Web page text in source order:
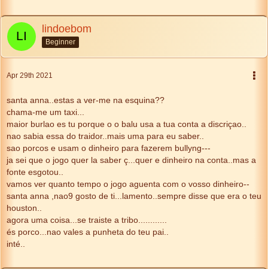
lindoebom
Beginner
Apr 29th 2021
santa anna..estas a ver-me na esquina??
chama-me um taxi...
maior burlao es tu porque o o balu usa a tua conta a discriçao..
nao sabia essa do traidor..mais uma para eu saber..
sao porcos e usam o dinheiro para fazerem bullyng---
ja sei que o jogo quer la saber ç...quer e dinheiro na conta..mas a
fonte esgotou..
vamos ver quanto tempo o jogo aguenta com o vosso dinheiro--
santa anna ,nao9 gosto de ti...lamento..sempre disse que era o teu
houston..
agora uma coisa...se traiste a tribo............
és porco...nao vales a punheta do teu pai..
inté..